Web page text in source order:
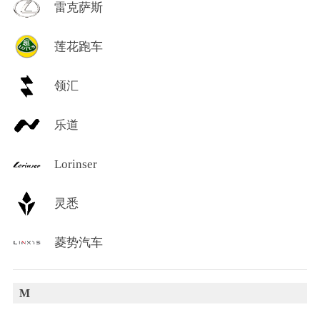
雷克萨斯
莲花跑车
领汇
乐道
Lorinser
灵悉
菱势汽车
M